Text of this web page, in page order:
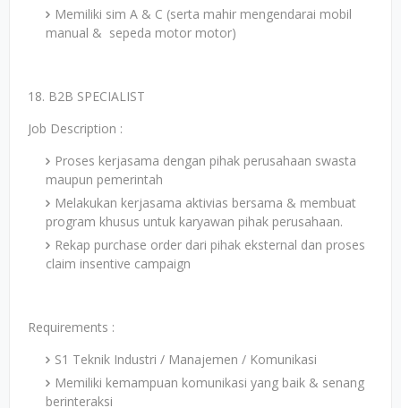
Memiliki sim A & C (serta mahir mengendarai mobil
manual & sepeda motor motor)
18. B2B SPECIALIST
Job Description :
Proses kerjasama dengan pihak perusahaan swasta
maupun pemerintah
Melakukan kerjasama aktivias bersama & membuat
program khusus untuk karyawan pihak perusahaan.
Rekap purchase order dari pihak eksternal dan proses
claim insentive campaign
Requirements :
S1 Teknik Industri / Manajemen / Komunikasi
Memiliki kemampuan komunikasi yang baik & senang
berinteraksi